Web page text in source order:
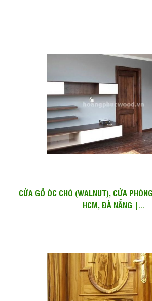
CỬA GỖ ÓC CHÓ (WALNUT), CỬA
HCM, ĐÀ NẴNG |...